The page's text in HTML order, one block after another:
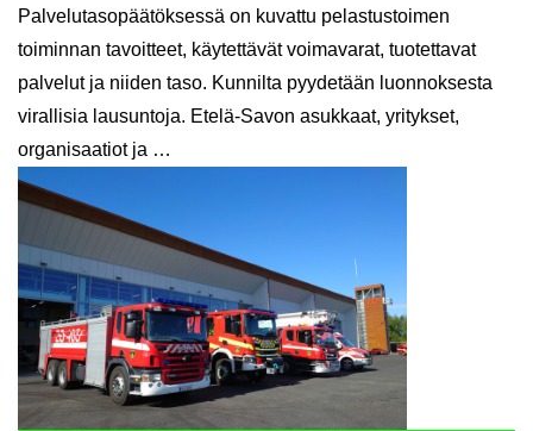
Palvelutasopäätöksessä on kuvattu pelastustoimen
toiminnan tavoitteet, käytettävät voimavarat, tuotettavat
palvelut ja niiden taso. Kunnilta pyydetään luonnoksesta
virallisia lausuntoja. Etelä-Savon asukkaat, yritykset,
organisaatiot ja …